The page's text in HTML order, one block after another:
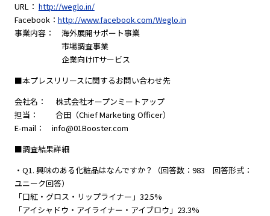
URL： http://weglo.in/
Facebook： http://www.facebook.com/Weglo.in
事業内容： 海外展開サポート事業
市場調査事業
企業向けITサービス
■本プレスリリースに関するお問い合わせ先
会社名： 株式会社オープンミートアップ
担当： 合田（Chief Marketing Officer）
E-mail： info@01Booster.com
■調査結果詳細
・Q1. 興味のある化粧品はなんですか？（回答数：983 回答形式：
ユニーク回答）
「口紅・グロス・リップライナー」32.5%
「アイシャドウ・アイライナー・アイブロウ」23.3%